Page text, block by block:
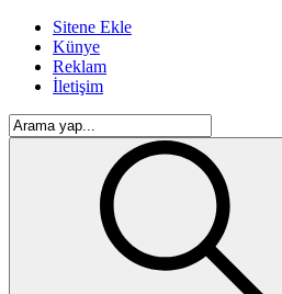
Sitene Ekle
Künye
Reklam
İletişim